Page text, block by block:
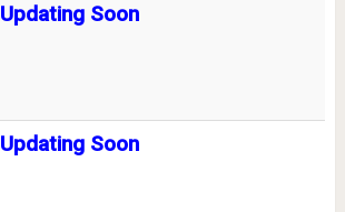
Updating Soon
Updating Soon